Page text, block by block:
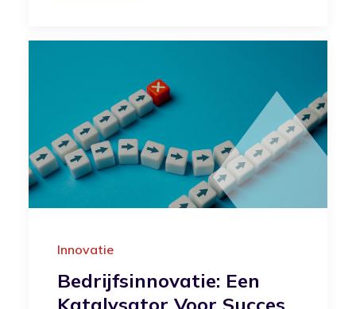
Innovatie
Bedrijfsinnovatie: Een
Katalysator Voor Succes